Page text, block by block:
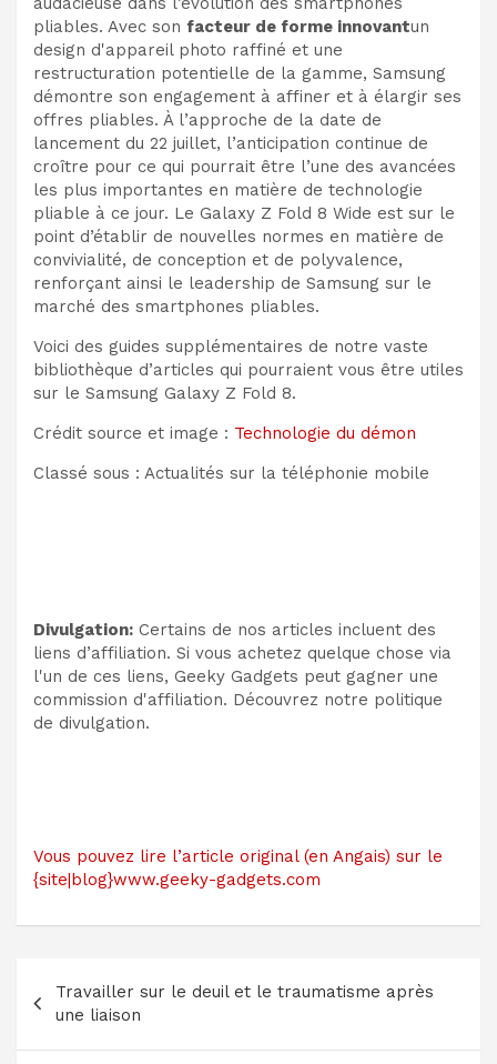
pliables. Avec son facteur de forme innovantun
design d'appareil photo raffiné et une
restructuration potentielle de la gamme, Samsung
démontre son engagement à affiner et à élargir ses
offres pliables. À l’approche de la date de
lancement du 22 juillet, l’anticipation continue de
croître pour ce qui pourrait être l’une des avancées
les plus importantes en matière de technologie
pliable à ce jour. Le Galaxy Z Fold 8 Wide est sur le
point d’établir de nouvelles normes en matière de
convivialité, de conception et de polyvalence,
renforçant ainsi le leadership de Samsung sur le
marché des smartphones pliables.
Voici des guides supplémentaires de notre vaste
bibliothèque d’articles qui pourraient vous être utiles
sur le Samsung Galaxy Z Fold 8.
Crédit source et image : Technologie du démon
Classé sous : Actualités sur la téléphonie mobile
Divulgation: Certains de nos articles incluent des
liens d’affiliation. Si vous achetez quelque chose via
l'un de ces liens, Geeky Gadgets peut gagner une
commission d'affiliation. Découvrez notre politique
de divulgation.
Vous pouvez lire l’article original (en Angais) sur le
{site|blog}www.geeky-gadgets.com
Navigation
de
l’article
Travailler sur le deuil et le traumatisme après
une liaison